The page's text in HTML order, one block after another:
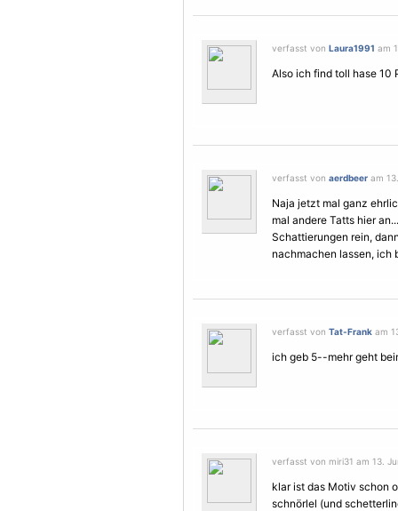
verfasst von Laura1991 am
Also ich find toll hase 10
verfasst von aerdbeer am
Naja jetzt mal ganz
mal andere Tatts hier
Schattierungen rein,
nachmachen lassen, ich
verfasst von Tat-Frank am
ich geb 5--mehr geht
verfasst von miri31 am 13.
klar ist das Motiv schon
schnörlel (und